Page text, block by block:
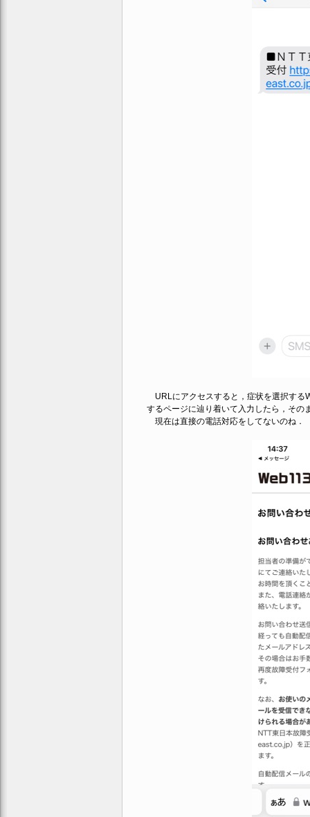
URLにアクセスすると，症状を選択する
するページに辿り着いて入力したら，その
現在は直接の電話対応をしてないのね．